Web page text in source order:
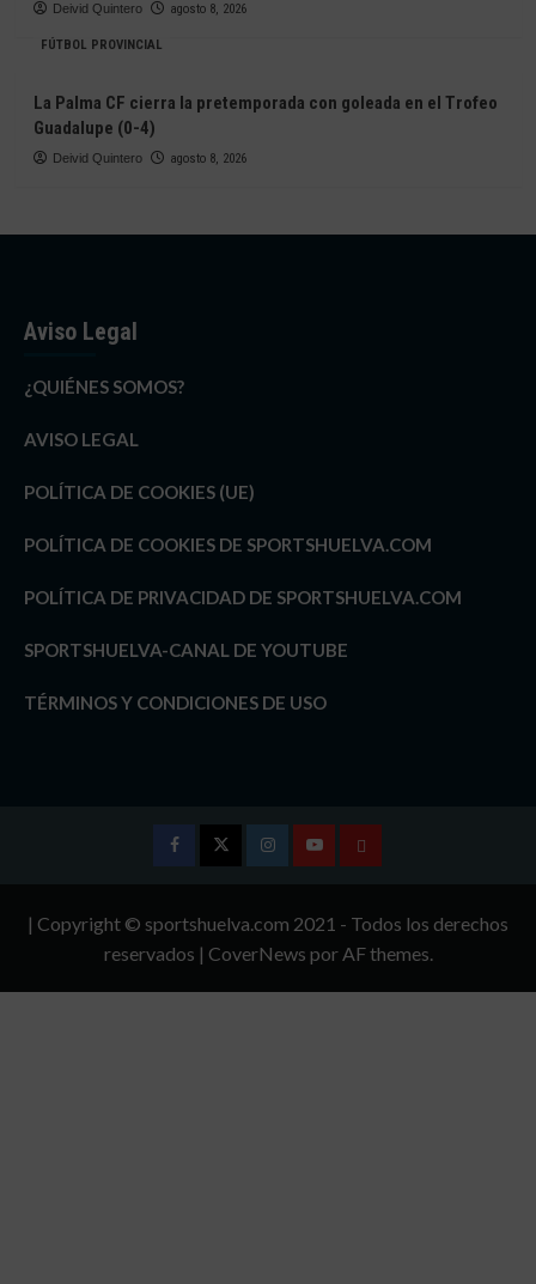
Deivid Quintero agosto 8, 2026
FÚTBOL PROVINCIAL
La Palma CF cierra la pretemporada con goleada en el Trofeo
Guadalupe (0-4)
Deivid Quintero agosto 8, 2026
Aviso Legal
¿QUIÉNES SOMOS?
AVISO LEGAL
POLÍTICA DE COOKIES (UE)
POLÍTICA DE COOKIES DE SPORTSHUELVA.COM
POLÍTICA DE PRIVACIDAD DE SPORTSHUELVA.COM
SPORTSHUELVA-CANAL DE YOUTUBE
TÉRMINOS Y CONDICIONES DE USO
InstagramYoutubeTÉRMINOS
CONDICIONES
| Copyright © sportshuelva.com 2021 - Todos los derechos
reservados | CoverNews por AF themes.